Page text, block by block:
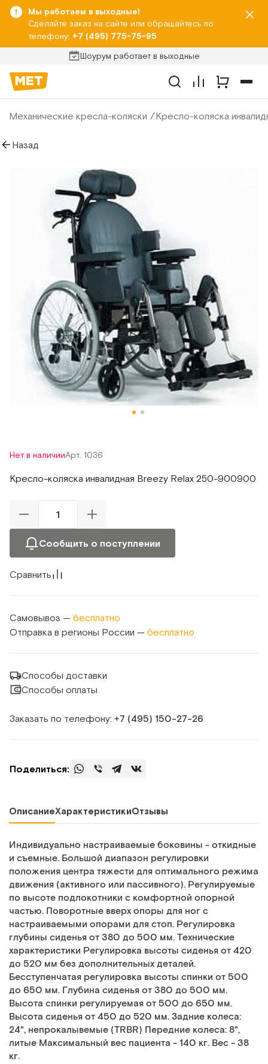
Мы работаем в выходные!
Сделайте заказ на сайте или обращайтесь по
телефону: +7 (495) 775-75-95
Шоурум работает в выходные
Механические кресла-коляски Кресло-коляска
Назад
Нет в наличииАрт. 1036
Кресло-коляска инвалидная Breezy Relax 250-900900
Сообщить о поступлении
Сравнить
Самовывоз — бесплатно
Отправка в регионы России — бесплатно
Способы доставки
Способы оплаты
Заказать по телефону: +7 (495) 150‑27‑26
Поделиться:
ОписаниеХарактеристикиОтзывы
Индивидуально настраиваемые боковины - откидные
и съемные. Большой диапазон регулировки
положения центра тяжести для оптимального режима
движения (активного или пассивного). Регулируемые
по высоте подлокотники с комфортной опорной
частью. Поворотные вверх опоры для ног с
настраиваемыми опорами для стоп. Регулировка
глубины сиденья от 380 до 500 мм. Технические
характеристики Регулировка высоты сиденья от 420
до 520 мм без дополнительных деталей.
Бесступенчатая регулировка высоты спинки от 500
до 650 мм. Глубина сиденья от 380 до 500 мм.
Высота спинки регулируемая от 500 до 650 мм.
Высота сиденья от 450 до 520 мм. Задние колеса:
24", непрокалывемые (TRBR) Передние колеса: 8",
литые Максимальный вес пациента - 140 кг. Вес - 38
кг.